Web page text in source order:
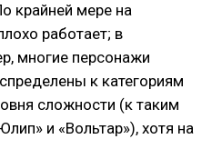
крайней мере на
работает; в
многие персонажи
к категориям
сложности (к таким
и «Вольтар»), хотя на